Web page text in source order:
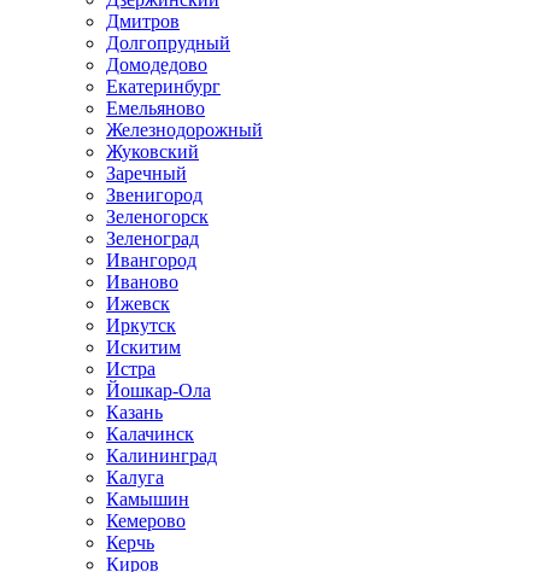
Дмитров
Долгопрудный
Домодедово
Екатеринбург
Емельяново
Железнодорожный
Жуковский
Заречный
Звенигород
Зеленогорск
Зеленоград
Ивангород
Иваново
Ижевск
Иркутск
Искитим
Истра
Йошкар-Ола
Казань
Калачинск
Калининград
Калуга
Камышин
Кемерово
Керчь
Киров